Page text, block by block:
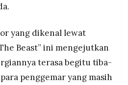
yang dikenal lewat
Beast” ini mengejutkan
terasa begitu tiba-
penggemar yang masih